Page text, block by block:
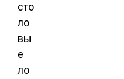
сто
ло
вы
е
ло